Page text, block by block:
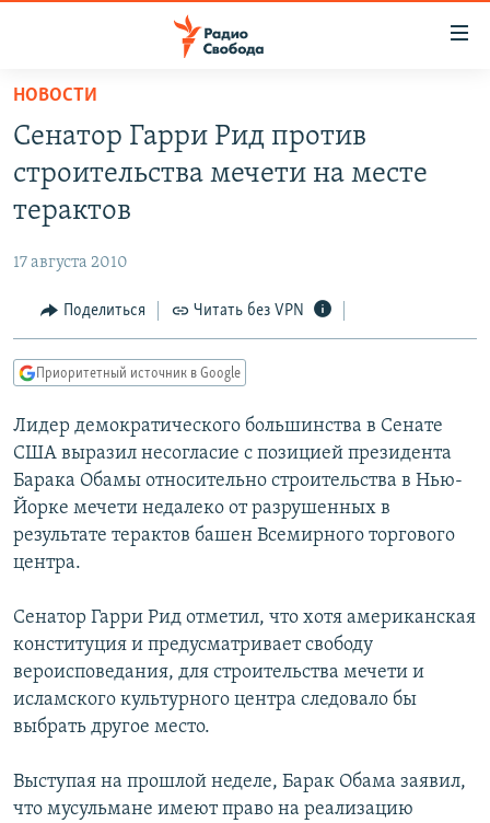
упрощенного
доступа
основному
Вернутся
Вернутся
поиску
ПОДКАСТЫ
АВТОРСКИЕ ПРОЕКТЫ
МНЕНИЯ
КУЛЬТУРА
КАВКАЗ.РЕАЛИИ
СЕВЕР.РЕАЛИИ
СИБИРЬ.РЕАЛИИ
РАСПИСАНИЕ ВЕЩАНИЯ
ПОДПИШИТЕСЬ НА РАССЫЛКУ
СОЦИАЛЬНЫЕ СЕТИ
НОВОСТИ
Сенатор Гарри Рид против
строительства мечети на месте
терактов
17 августа 2010
Поделиться Читать без VPN
Приоритетный источник в Google
Лидер демократического большинства в Сенате
США выразил несогласие с позицией президента
Барака Обамы относительно строительства в Нью-
Йорке мечети недалеко от разрушенных в
результате терактов башен Всемирного торгового
центра.
Сенатор Гарри Рид отметил, что хотя американская
конституция и предусматривает свободу
вероисповедания, для строительства мечети и
исламского культурного центра следовало бы
выбрать другое место.
Выступая на прошлой неделе, Барак Обама заявил,
что мусульмане имеют право на реализацию